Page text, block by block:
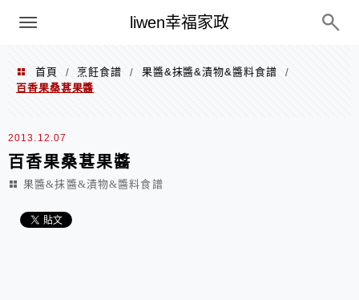
liwen幸福家政
menu
首頁 / 烹飪食譜 / 果醬&抹醬&漬物&醬料食譜
/
百香果桑葚果醬
2013.12.07
百香果桑葚果醬
果醬&抹醬&漬物&醬料食譜